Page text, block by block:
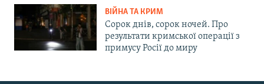
ВІЙНА ТА КРИМ
Сорок днів, сорок ночей. Про
результати кримської операції з
примусу Росії до миру